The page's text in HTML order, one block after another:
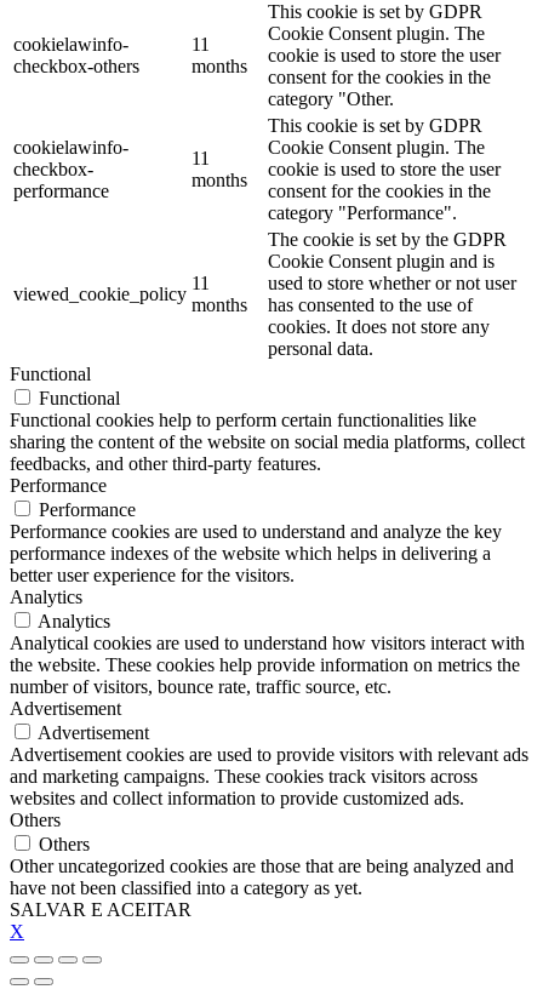
cookielawinfo-
checkbox-others
11
months
This cookie is set by GDPR
Cookie Consent plugin. The
cookie is used to store the user
consent for the cookies in the
category "Other.
cookielawinfo-
checkbox-
performance
11
months
This cookie is set by GDPR
Cookie Consent plugin. The
cookie is used to store the user
consent for the cookies in the
category "Performance".
viewed_cookie_policy
11
months
The cookie is set by the GDPR
Cookie Consent plugin and is
used to store whether or not user
has consented to the use of
cookies. It does not store any
personal data.
Functional
Functional
Functional cookies help to perform certain functionalities like
sharing the content of the website on social media platforms, collect
feedbacks, and other third-party features.
Performance
Performance
Performance cookies are used to understand and analyze the key
performance indexes of the website which helps in delivering a
better user experience for the visitors.
Analytics
Analytics
Analytical cookies are used to understand how visitors interact with
the website. These cookies help provide information on metrics the
number of visitors, bounce rate, traffic source, etc.
Advertisement
Advertisement
Advertisement cookies are used to provide visitors with relevant ads
and marketing campaigns. These cookies track visitors across
websites and collect information to provide customized ads.
Others
Others
Other uncategorized cookies are those that are being analyzed and
have not been classified into a category as yet.
SALVAR E ACEITAR
X